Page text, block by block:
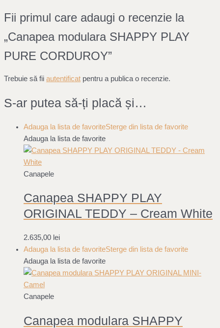
Fii primul care adaugi o recenzie la
„Canapea modulara SHAPPY PLAY
PURE CORDUROY”
Trebuie să fii autentificat pentru a publica o recenzie.
S-ar putea să-ți placă și…
Adauga la lista de favoriteSterge din lista de favorite
Adauga la lista de favorite
Canapele
Canapea SHAPPY PLAY
ORIGINAL TEDDY – Cream White
2.635,00 lei
Adauga la lista de favoriteSterge din lista de favorite
Adauga la lista de favorite
Canapele
Canapea modulara SHAPPY